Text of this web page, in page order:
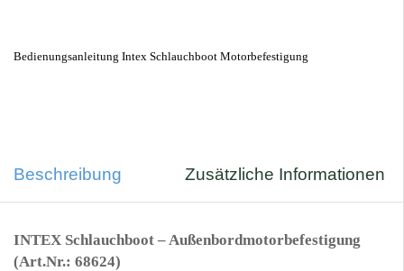
Bedienungsanleitung Intex Schlauchboot Motorbefestigung
Beschreibung Zusätzliche Informationen
INTEX Schlauchboot – Außenbordmotorbefestigung
(Art.Nr.: 68624)